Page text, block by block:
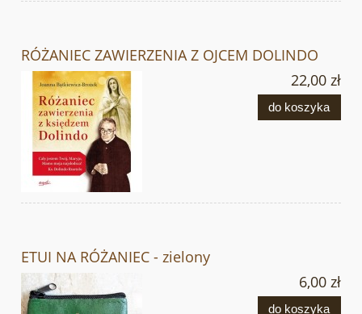
RÓŻANIEC ZAWIERZENIA Z OJCEM DOLINDO
22,00 zł
do koszyka
ETUI NA RÓŻANIEC - zielony
6,00 zł
do koszyka